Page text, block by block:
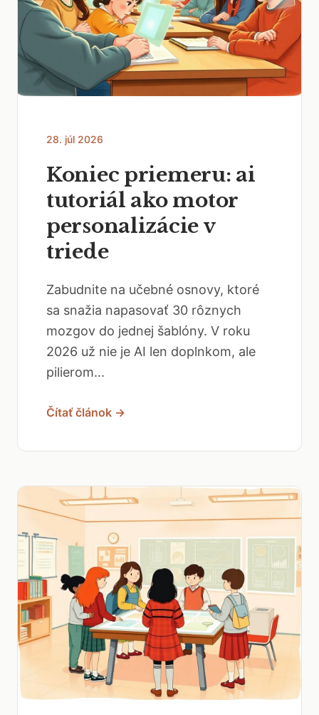
28. júl 2026
Koniec priemeru: ai
tutoriál ako motor
personalizácie v
triede
Zabudnite na učebné osnovy, ktoré
sa snažia napasovať 30 rôznych
mozgov do jednej šablóny. V roku
2026 už nie je AI len doplnkom, ale
pilierom...
Čítať článok →